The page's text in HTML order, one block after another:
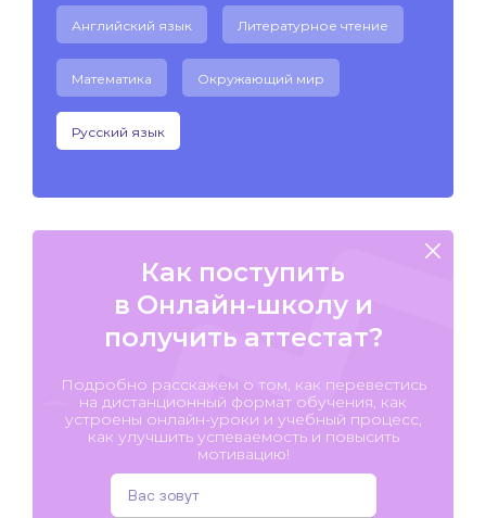
Английский язык Литературное чтение
Математика Окружающий мир
Русский язык
Как поступить
в Онлайн-школу и
получить аттестат?
Подробно расскажем о том, как перевестись
на дистанционный формат обучения, как
устроены онлайн-уроки и учебный процесс,
как улучшить успеваемость и повысить
мотивацию!